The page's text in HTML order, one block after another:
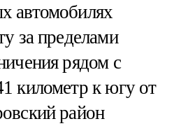
автомобилях
за пределами
рядом с
километр к югу от
район